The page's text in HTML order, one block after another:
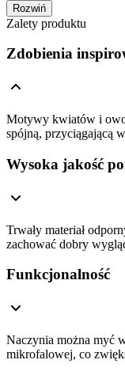
Rozwiń
Zalety produktu
Zdobienia
Motywy kwiatów i
spójną, przyciągającą
Wysoka jakość
Trwały materiał
zachować dobry
Funkcjonalność
Naczynia można myć
mikrofalowej, co